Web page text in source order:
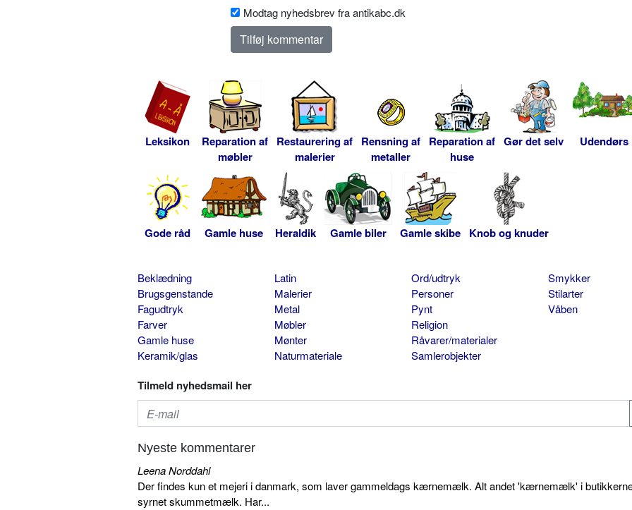
Modtag nyhedsbrev fra antikabc.dk
Leksikon
Reparation af
møbler
Restaurering af
malerier
Rensning af
metaller
Reparation af
huse
Gør det selv Udendørs
Gode råd Gamle huse Heraldik Gamle biler Gamle skibe Knob og knuder
Beklædning
Brugsgenstande
Fagudtryk
Farver
Gamle huse
Keramik/glas
Latin
Malerier
Metal
Møbler
Mønter
Naturmateriale
Ord/udtryk
Personer
Pynt
Religion
Råvarer/materialer
Samlerobjekter
Smykker
Stilarter
Våben
Tilmeld nyhedsmail her
Nyeste kommentarer
Leena Norddahl
Der findes kun et mejeri i danmark, som laver gammeldags kærnemælk. Alt andet 'kærnemælk' i
syrnet skummetmælk. Har...